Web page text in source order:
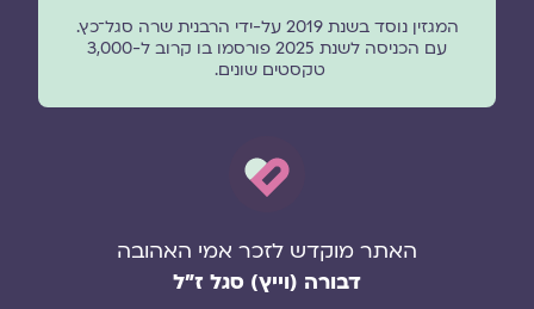
המגזין נוסד בשנת 2019 על-ידי הרבנית שרה סגל־כץ.
עם הכניסה לשנת 2025 פורסמו בו קרוב ל-3,000
טקסטים שונים.
האתר מוקדש לזכר אמי האהובה
דבורה (וייץ) סגל ז"ל